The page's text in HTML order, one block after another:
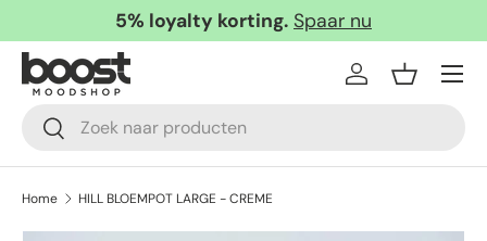
Ga naar inhoud
5% loyalty korting. Spaar nu
Zoeken
Zoeken
InloggenMandje
Menu
Home HILL BLOEMPOT LARGE - CREME